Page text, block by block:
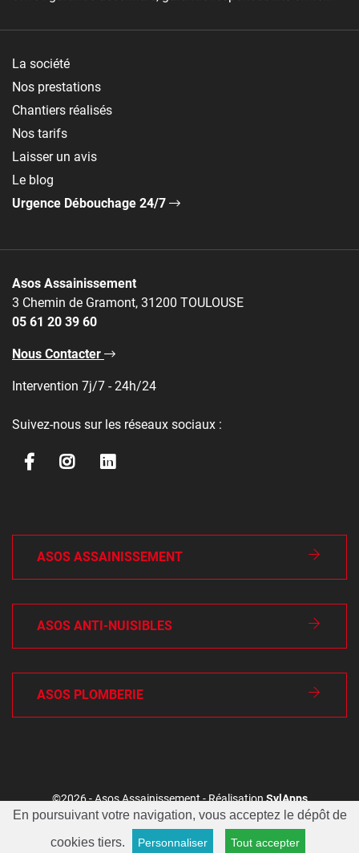
En poursuivant votre navigation, vous acceptez le dépôt de
cookies tiers.
Personnaliser Tout accepter
La société
Nos prestations
Chantiers réalisés
Nos tarifs
Laisser un avis
Le blog
Urgence Débouchage 24/7
Asos Assainissement
3 Chemin de Gramont, 31200 TOULOUSE
05 61 20 39 60
Nous Contacter
Intervention 7j/7 - 24h/24
Suivez-nous sur les réseaux sociaux :
ASOS ASSAINISSEMENT
ASOS ANTI-NUISIBLES
ASOS PLOMBERIE
©2026 - Asos Assainissement - RéalisationSylApps
Conditions générales
Mentions légales